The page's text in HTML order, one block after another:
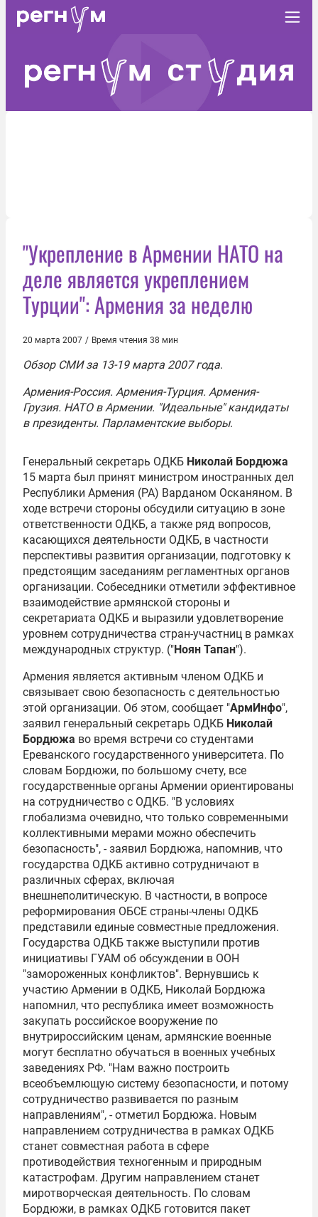
"Укрепление в Армении НАТО на
деле является укреплением
Турции": Армения за неделю
20 марта 2007 / Время чтения 38 мин
Обзор СМИ за 13-19 марта 2007 года.
Армения-Россия. Армения-Турция. Армения-
Грузия. НАТОв Армении. "Идеальные" кандидаты
в президенты. Парламентские выборы.
Генеральный секретарь ОДКБ Николай Бордюжа
15 марта был принят министром иностранных дел
Республики Армения (РА) Варданом Осканяном. В
ходе встречи стороны обсудили ситуацию в зоне
ответственности ОДКБ, а также ряд вопросов,
касающихся деятельности ОДКБ, в частности
перспективы развития организации, подготовку к
предстоящим заседаниям регламентных органов
организации. Собеседники отметили эффективное
взаимодействие армянской стороны и
секретариата ОДКБ и выразили удовлетворение
уровнем сотрудничества стран-участниц в рамках
международных структур. ("Ноян Тапан").
Армения является активным членом ОДКБ и
связывает свою безопасность с деятельностью
этой организации. Об этом, сообщает "АрмИнфо",
заявил генеральный секретарь ОДКБ Николай
Бордюжа во время встречи со студентами
Ереванского государственного университета. По
словам Бордюжи, по большому счету, все
государственные органы Армении ориентированы
на сотрудничество с ОДКБ. "В условиях
глобализма очевидно, что только современными
коллективными мерами можно обеспечить
безопасность", - заявил Бордюжа, напомнив, что
государства ОДКБ активно сотрудничают в
различных сферах, включая
внешнеполитическую. В частности, в вопросе
реформирования ОБСЕ страны-члены ОДКБ
представили единые совместные предложения.
Государства ОДКБ также выступили против
инициативы ГУАМ об обсуждении в ООН
"замороженных конфликтов". Вернувшись к
участию Армении в ОДКБ, Николай Бордюжа
напомнил, что республика имеет возможность
закупать российское вооружение по
внутрироссийским ценам, армянские военные
могут бесплатно обучаться в военных учебных
заведениях РФ. "Нам важно построить
всеобъемлющую систему безопасности, и потому
сотрудничество развивается по разным
направлениям", - отметил Бордюжа. Новым
направлением сотрудничества в рамках ОДКБ
станет совместная работа в сфере
противодействия техногенным и природным
катастрофам. Другим направлением станет
миротворческая деятельность. По словам
Бордюжи, в рамках ОДКБ готовится пакет